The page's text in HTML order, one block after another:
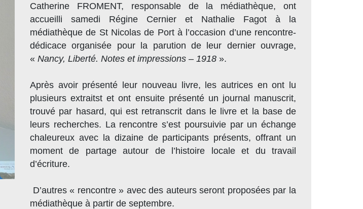
Catherine FROMENT, responsable de la médiathèque, ont
accueilli samedi Régine Cernier et Nathalie Fagot à la
médiathèque de St Nicolas de Port à l’occasion d’une rencontre-
dédicace organisée pour la parution de leur dernier ouvrage,
« Nancy, Liberté. Notes et impressions – 1918 ».
Après avoir présenté leur nouveau livre, les autrices en ont lu
plusieurs extraitst et ont ensuite présenté un journal manuscrit,
trouvé par hasard, qui est retranscrit dans le livre et la base de
leurs recherches. La rencontre s’est poursuivie par un échange
chaleureux avec la dizaine de participants présents, offrant un
moment de partage autour de l’histoire locale et du travail
d’écriture.
D’autres « rencontre » avec des auteurs seront proposées par la
médiathèque à partir de septembre.